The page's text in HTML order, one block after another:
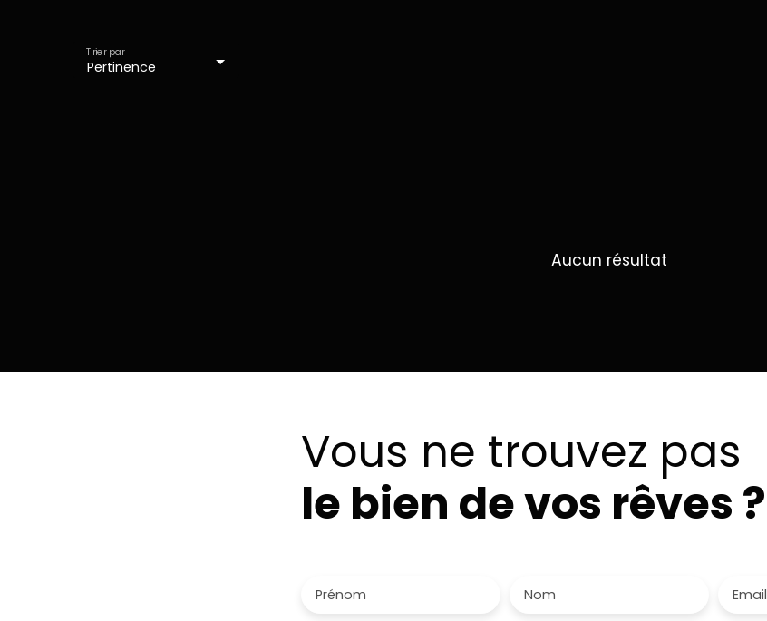
Pertinence
Trier par
Aucun résultat
Vous ne trouvez pas
le bien de vos rêves ?
Prénom Nom Email